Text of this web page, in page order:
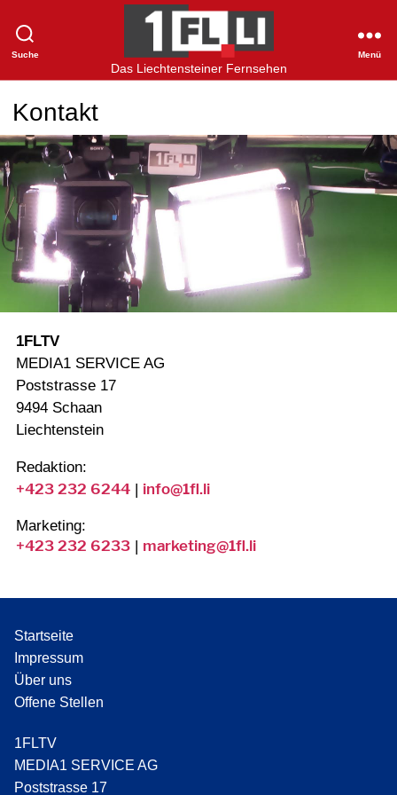
Suche
1FLTV
Das Liechtensteiner Fernsehen
Menü
Kontakt
1FLTV
MEDIA1 SERVICE AG
Poststrasse 17
9494 Schaan
Liechtenstein
Redaktion:
+423 232 6244| info@1fl.li
Marketing:
+423 232 6233| marketing@1fl.li
Startseite
Impressum
Über uns
Offene Stellen
1FLTV
MEDIA1 SERVICE AG
Poststrasse 17